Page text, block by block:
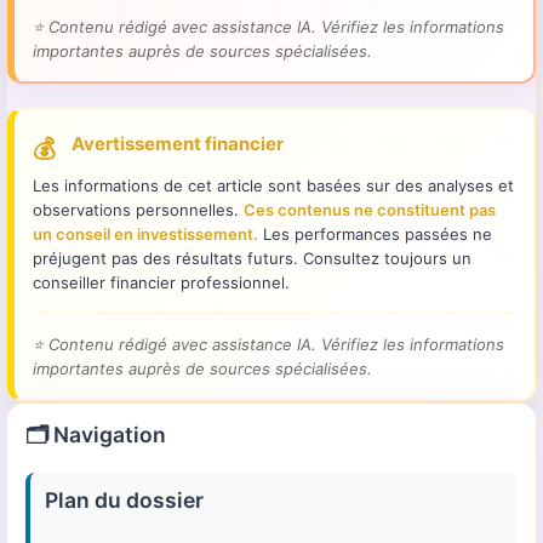
⭐ Contenu rédigé avec assistance IA. Vérifiez les informations
importantes auprès de sources spécialisées.
💰 Avertissement financier
Les informations de cet article sont basées sur des analyses et
observations personnelles. Ces contenus ne constituent pas
un conseil en investissement. Les performances passées ne
préjugent pas des résultats futurs. Consultez toujours un
conseiller financier professionnel.
⭐ Contenu rédigé avec assistance IA. Vérifiez les informations
importantes auprès de sources spécialisées.
🗂️ Navigation
Plan du dossier